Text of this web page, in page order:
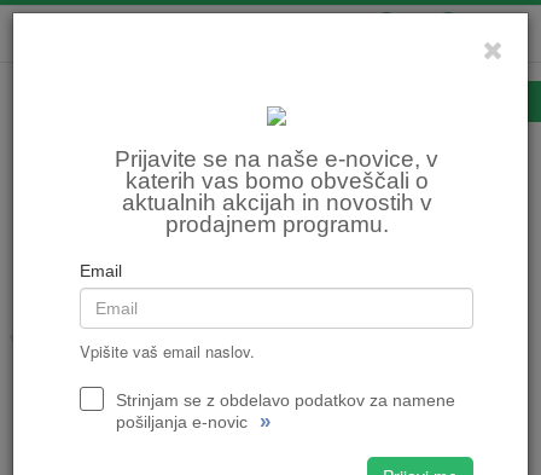
Prijavite se na naše e-novice, v
katerih vas bomo obveščali o
aktualnih akcijah in novostih v
prodajnem programu.
Email
Vpišite vaš email naslov.
Strinjam se z obdelavo podatkov za namene
pošiljanja e-novic
»
Domov MOTOCIKLIZEM Rezervni deli Tomos Nalepke
Nalepke
NALEPKE ZA TOMOS COLIBRI T12 -
TOMOS 204569
5,95 €
5,95 €